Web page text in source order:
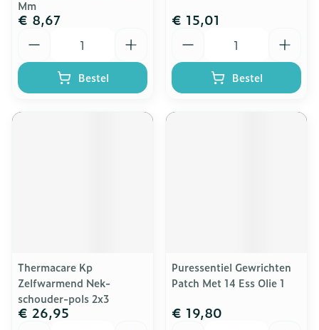
Mm
€ 8,67
Bestel
€ 15,01
Bestel
Thermacare Kp
Zelfwarmend Nek-
schouder-pols 2x3
€ 26,95
Puressentiel Gewrichten
Patch Met 14 Ess Olie 1
€ 19,80